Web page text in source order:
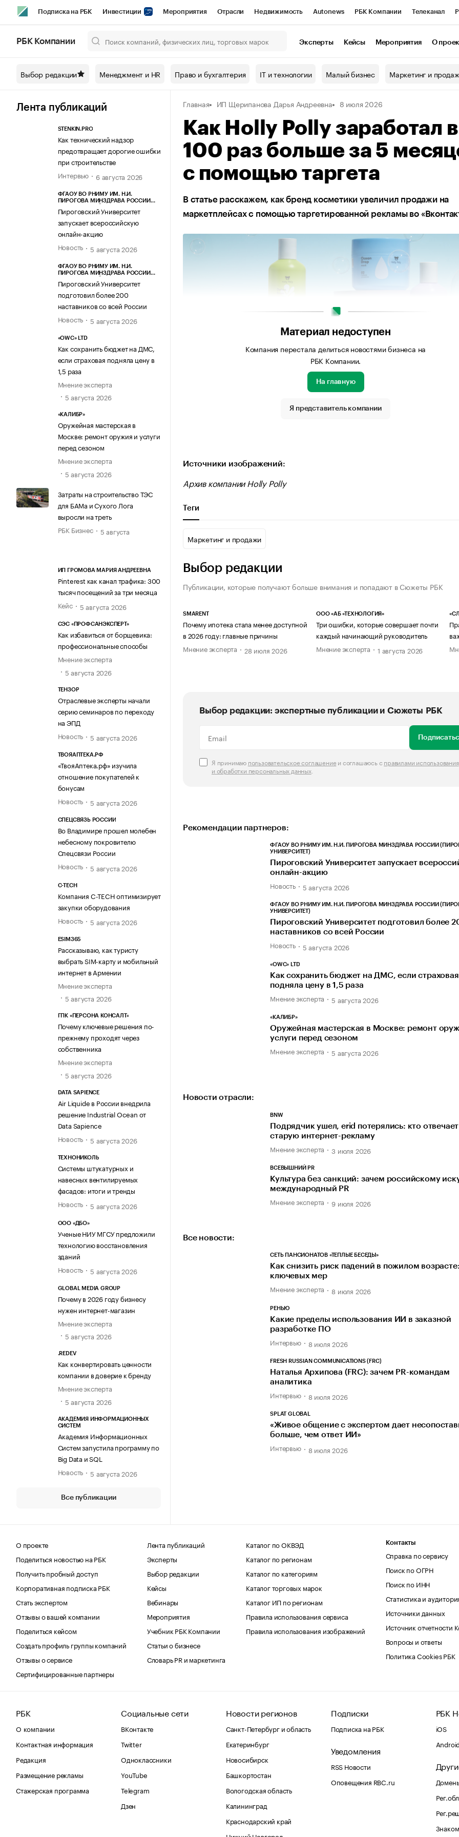
Подписка на РБК Инвестиции Мероприятия Отрасли Недвижимость Autonews РБК Компании Телеканал
Спецпроекты СПб Конференции СПб Спецпроекты Проверка контрагентов
Технологии и медиа Рынок наличной валюты
РБК Компании Эксперты Кейсы Мероприятия О
Выбор редакции Менеджмент и HR Право и бухгалтерия IT и технологии Малый бизнес Маркетинг и
Лента публикаций
STENKIN.PRO
Как технический надзор
предотвращает дорогие ошибки
при строительстве
Интервью
6 августа 2026
ФГАОУ ВО РНИМУ ИМ. Н.И.
ПИРОГОВА МИНЗДРАВА РОССИИ
Пироговский Университет
запускает всероссийскую
онлайн-акцию
Новость
5 августа 2026
ФГАОУ ВО РНИМУ ИМ. Н.И.
ПИРОГОВА МИНЗДРАВА РОССИИ
Пироговский Университет
подготовил более 200
наставников со всей России
Новость
5 августа 2026
«OWC» LTD
Как сохранить бюджет на ДМС,
если страховая подняла цену в
1,5 раза
Мнение эксперта
5 августа 2026
«КАЛИБР»
Оружейная мастерская в
Москве: ремонт оружия и услуги
перед сезоном
Мнение эксперта
5 августа 2026
Затраты на строительство ТЭС
для БАМа и Сухого Лога
выросли на треть
РБК Бизнес
5 августа
ИП ГРОМОВА МАРИЯ АНДРЕЕВНА
Pinterest как канал трафика: 300
тысяч посещений за три месяца
Кейс
5 августа 2026
СЭС «ПРОФСАНЭКСПЕРТ»
Как избавиться от борщевика:
профессиональные способы
Мнение эксперта
5 августа 2026
ТЕНЗОР
Отраслевые эксперты начали
серию семинаров по переходу
на ЭПД
Новость
5 августа 2026
ТВОЯАПТЕКА.РФ
«ТвояАптека.рф» изучила
отношение покупателей к
бонусам
Новость
5 августа 2026
СПЕЦСВЯЗЬ РОССИИ
Во Владимире прошел молебен
небесному покровителю
Спецсвязи России
Новость
5 августа 2026
C-TECH
Компания C-TECH оптимизирует
закупки оборудования
Новость
5 августа 2026
ESIM365
Рассказываю, как туристу
выбрать SIM-карту и мобильный
интернет в Армении
Мнение эксперта
5 августа 2026
ГПК «ПЕРСОНА КОНСАЛТ»
Почему ключевые решения по-
прежнему проходят через
собственника
Мнение эксперта
5 августа 2026
DATA SAPIENCE
Air Liquide в России внедрила
решение Industrial Ocean от
Data Sapience
Новость
5 августа 2026
ТЕХНОНИКОЛЬ
Системы штукатурных и
навесных вентилируемых
фасадов: итоги и тренды
Новость
5 августа 2026
ООО «ДБО»
Ученые НИУ МГСУ предложили
технологию восстановления
зданий
Новость
5 августа 2026
GLOBAL MEDIA GROUP
Почему в 2026 году бизнесу
нужен интернет-магазин
Мнение эксперта
5 августа 2026
.REDEV
Как конвертировать ценности
компании в доверие к бренду
Мнение эксперта
5 августа 2026
АКАДЕМИЯ ИНФОРМАЦИОННЫХ
СИСТЕМ
Академия Информационных
Систем запустила программу по
Big Data и SQL
Новость
5 августа 2026
Все публикации
Главная ИП Щерипанова Дарья Андреевна 8 июля 2026
Как Holly Polly заработал в
100 раз больше за 5
с помощью таргета
В статье расскажем, как бренд косметики увеличил продажи на
маркетплейсах с помощью таргетированной рекламы во
Материал недоступен
Компания перестала делиться новостями бизнеса на
РБК Компании.
На главную
Я представитель компании
Источники изображений:
Архив компании Holly Polly
Теги
Маркетинг и продажи
Выбор редакции
Публикации, которые получают больше внимания и попадают в Сюжеты РБК
SMARENT
Почему ипотека стала менее доступной
в 2026 году: главные причины
Мнение эксперта
28 июля 2026
ООО «АБ «ТЕХНОЛОГИЯ»
Три ошибки, которые совершает почти
каждый начинающий руководитель
Мнение эксперта
1 августа 2026
Выбор редакции: экспертные публикации и Сюжеты РБК
Я принимаю пользовательское соглашениеи соглашаюсь с правилами использования
и обработки персональных данных.
Рекомендации партнеров:
ФГАОУ ВО РНИМУ ИМ. Н.И. ПИРОГОВА МИНЗДРАВА РОССИИ
УНИВЕРСИТЕТ)
Пироговский Университет запускает
онлайн-акцию
Новость 5 августа 2026
ФГАОУ ВО РНИМУ ИМ. Н.И. ПИРОГОВА МИНЗДРАВА РОССИИ
УНИВЕРСИТЕТ)
Пироговский Университет подготовил более
наставников со всей России
Новость 5 августа 2026
«OWC» LTD
Как сохранить бюджет на ДМС, если страховая
подняла цену в 1,5 раза
Мнение эксперта 5 августа 2026
«КАЛИБР»
Оружейная мастерская в Москве: ремонт
услуги перед сезоном
Мнение эксперта 5 августа 2026
Новости отрасли:
BNW
Подрядчик ушел, erid потерялись: кто отвечает
старую интернет-рекламу
Мнение эксперта 3 июля 2026
ВСЕВЫШНИЙ PR
Культура без санкций: зачем российскому
международный PR
Мнение эксперта 9 июля 2026
Все новости:
СЕТЬ ПАНСИОНАТОВ «ТЕПЛЫЕ БЕСЕДЫ»
Как снизить риск падений в пожилом
ключевых мер
Мнение эксперта 8 июля 2026
РЕНЬЮ
Какие пределы использования ИИ в заказной
разработке ПО
Интервью 8 июля 2026
FRESH RUSSIAN COMMUNICATIONS (FRC)
Наталья Архипова (FRC): зачем PR-командам
аналитика
Интервью 8 июля 2026
SPLAT GLOBAL
«Живое общение с экспертом дает
больше, чем ответ ИИ»
Интервью 8 июля 2026
О проекте
Поделиться новостью на РБК
Получить пробный доступ
Корпоративная подписка РБК
Стать экспертом
Отзывы о вашей компании
Поделиться кейсом
Создать профиль группы компаний
Отзывы о сервисе
Сертифицированные партнеры
Лента публикаций
Эксперты
Выбор редакции
Кейсы
Вебинары
Мероприятия
Учебник РБК Компании
Статьи о бизнесе
Словарь PR и маркетинга
Каталог по ОКВЭД
Каталог по регионам
Каталог по категориям
Каталог торговых марок
Каталог ИП по регионам
Правила использования сервиса
Правила использования изображений
Контакты
Справка по сервису
Поиск по ОГРН
Поиск по ИНН
Статистика и
Источники данных
Источник отчетности
Вопросы и ответы
Политика Cookies РБК
РБК
О компании
Контактная информация
Редакция
Размещение рекламы
Стажерская программа
Социальные сети
ВКонтакте
Twitter
Одноклассники
YouTube
Telegram
Дзен
Новости регионов
Санкт-Петербург и область
Екатеринбург
Новосибирск
Башкортостан
Вологодская область
Калининград
Краснодарский край
Подписки
Подписка на РБК
Уведомления
RSS Новости
Оповещения RBC.ru
РБК
iOS